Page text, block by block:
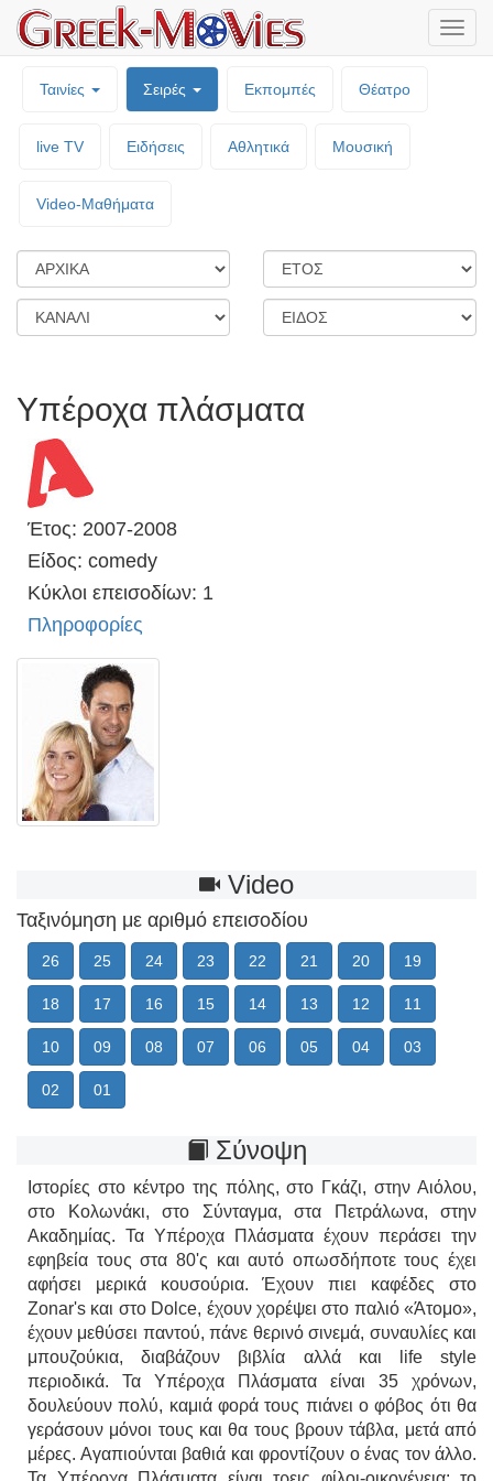
Ταινίες Σειρές Εκπομπές Θέατρο
live TV Ειδήσεις Αθλητικά Μουσική
Video-Mαθήματα
Υπέροχα πλάσματα
Έτος: 2007-2008
Είδος: comedy
Κύκλοι επεισοδίων: 1
Πληροφορίες
Video
Ταξινόμηση με αριθμό επεισοδίου
26 25 24 23 22 21 20 19
18 17 16 15 14 13 12 11
10 09 08 07 06 05 04 03
02 01
Σύνοψη
Ιστορίες στο κέντρο της πόλης, στο Γκάζι, στην Αιόλου,
στο Κολωνάκι, στο Σύνταγμα, στα Πετράλωνα, στην
Ακαδημίας. Τα Υπέροχα Πλάσματα έχουν περάσει την
εφηβεία τους στα 80'ς και αυτό οπωσδήποτε τους έχει
αφήσει μερικά κουσούρια. Έχουν πιει καφέδες στο
Zonar's και στο Dolce, έχουν χορέψει στο παλιό «Άτομο»,
έχουν μεθύσει παντού, πάνε θερινό σινεμά, συναυλίες και
μπουζούκια, διαβάζουν βιβλία αλλά και life style
περιοδικά. Τα Υπέροχα Πλάσματα είναι 35 χρόνων,
δουλεύουν πολύ, καμιά φορά τους πιάνει ο φόβος ότι θα
γεράσουν μόνοι τους και θα τους βρουν τάβλα, μετά από
μέρες. Αγαπιούνται βαθιά και φροντίζουν ο ένας τον άλλο.